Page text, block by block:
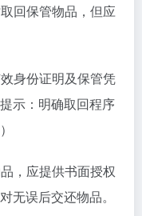
回保管物品，但应
身份证明及保管凭
示：明确取回程序
，应提供书面授权
无误后交还物品。